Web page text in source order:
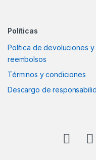
Políticas
Política de devoluciones y
reembolsos
Términos y condiciones
Descargo de